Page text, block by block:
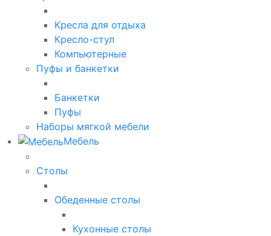
Кресла для отдыха
Кресло-стул
Компьютерные
Пуфы и банкетки
Банкетки
Пуфы
Наборы мягкой мебели
Мебель
Столы
Обеденные столы
Кухонные столы